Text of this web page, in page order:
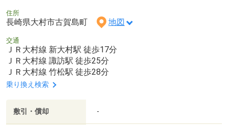
住所
長崎県大村市古賀島町 地図
交通
ＪＲ大村線 新大村駅 徒歩17分
ＪＲ大村線 諏訪駅 徒歩25分
ＪＲ大村線 竹松駅 徒歩28分
乗り換え検索
敷引・償却 -